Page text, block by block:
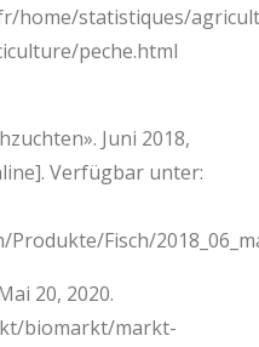
home/statistiques/
peche.html
Juni 2018,
Verfügbar unter:
Fisch/
20, 2020.
biomarkt/markt-